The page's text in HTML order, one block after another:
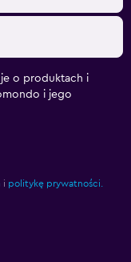
o produktach i
i jego
i politykę prywatności.